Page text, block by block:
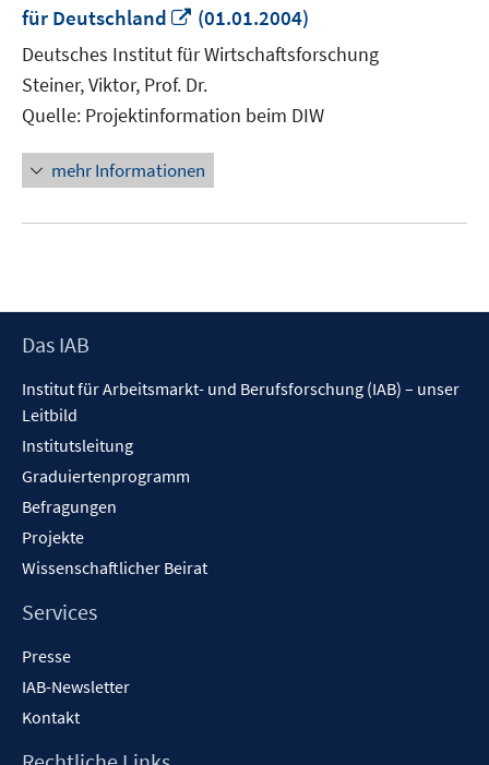
für Deutschland
In
neuem
Fenster
öffnen
(01.01.2004)
Deutsches Institut für Wirtschaftsforschung
Steiner, Viktor, Prof. Dr.
Quelle: Projektinformation beim DIW
mehr Informationen
Footer
Das IAB
Institut für Arbeitsmarkt- und Berufsforschung (IAB) – unser
Leitbild
Institutsleitung
Graduiertenprogramm
Befragungen
Projekte
Wissenschaftlicher Beirat
Services
Presse
IAB-Newsletter
Kontakt